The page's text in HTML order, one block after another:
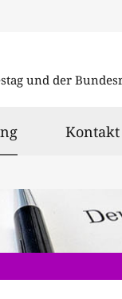
und der
ausgewählt
Kontakt